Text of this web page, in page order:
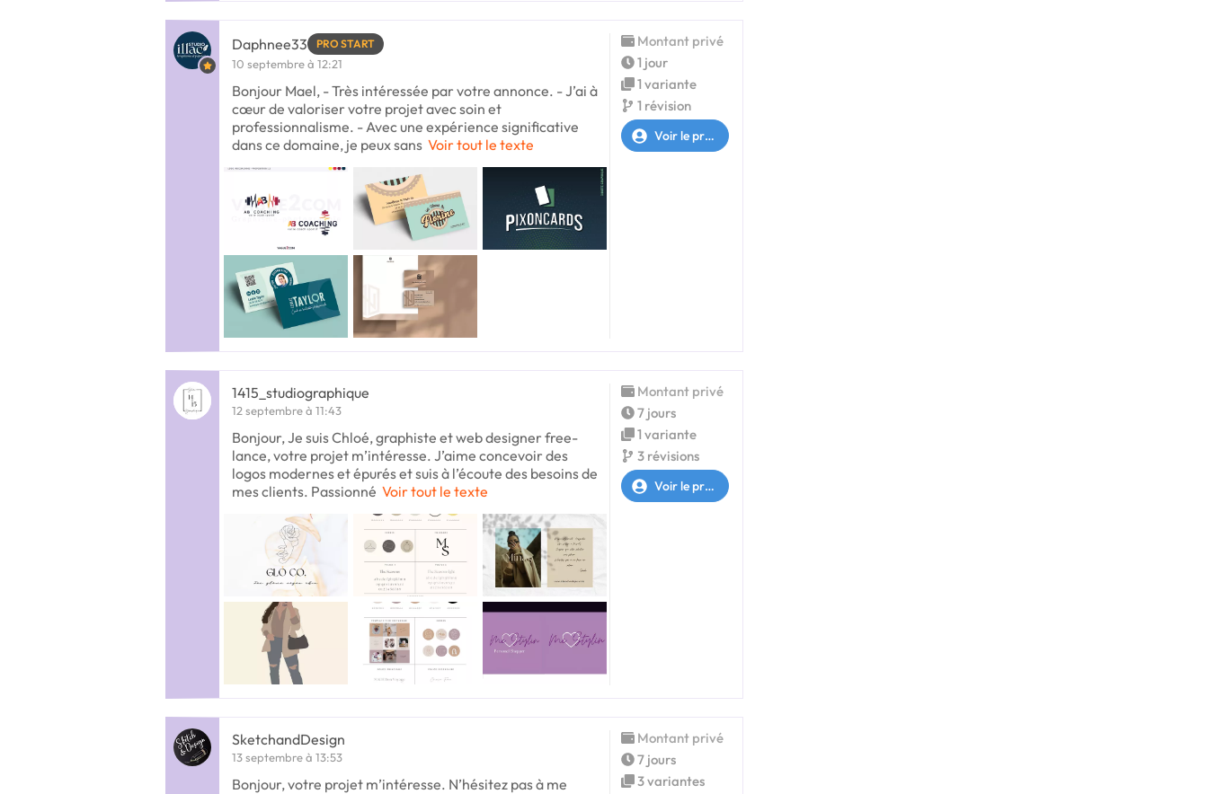
Daphnee33 PRO START
10 septembre à 12:21
Bonjour Mael, - Très intéressée par votre annonce. - J’ai à
cœur de valoriser votre projet avec soin et
professionnalisme. - Avec une expérience significative
dans ce domaine, je peux sans Voir tout le texte
Montant privé
1 jour
1 variante
1 révision
Voir le profil
1415_studiographique
12 septembre à 11:43
Bonjour, Je suis Chloé, graphiste et web designer free-
lance, votre projet m’intéresse. J’aime concevoir des
logos modernes et épurés et suis à l’écoute des besoins de
mes clients. Passionné Voir tout le texte
Montant privé
7 jours
1 variante
3 révisions
Voir le profil
SketchandDesign
13 septembre à 13:53
Bonjour, votre projet m’intéresse. N’hésitez pas à me
Montant privé
7 jours
3 variantes